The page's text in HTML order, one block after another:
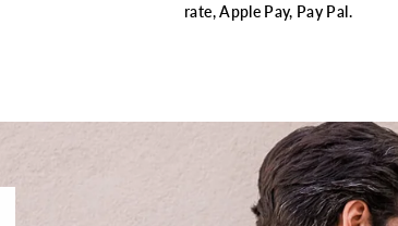
rate, Apple Pay, Pay Pal.